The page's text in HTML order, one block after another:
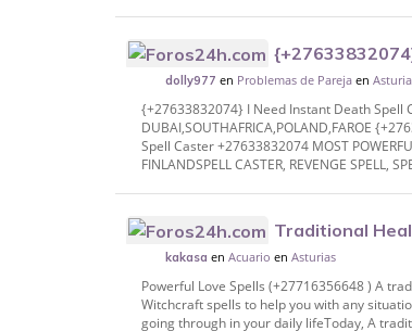
Black Magic Revenge Death Spell
dolly977 en Problemas de Pareja en
{+27633832074} I Need Instant Death Spell
DUBAI,SOUTHAFRICA,POLAND,FAROE
Spell Caster +27633832074 MOST
FINLANDSPELL CASTER, REVENGE SPELL,
Traditional
Toronto. love spell caster ()
kakasa enAcuario enAsturias
Powerful Love Spells (+27716356648 ) A
Witchcraft spells to help you with any
going through in your daily lifeToday, A